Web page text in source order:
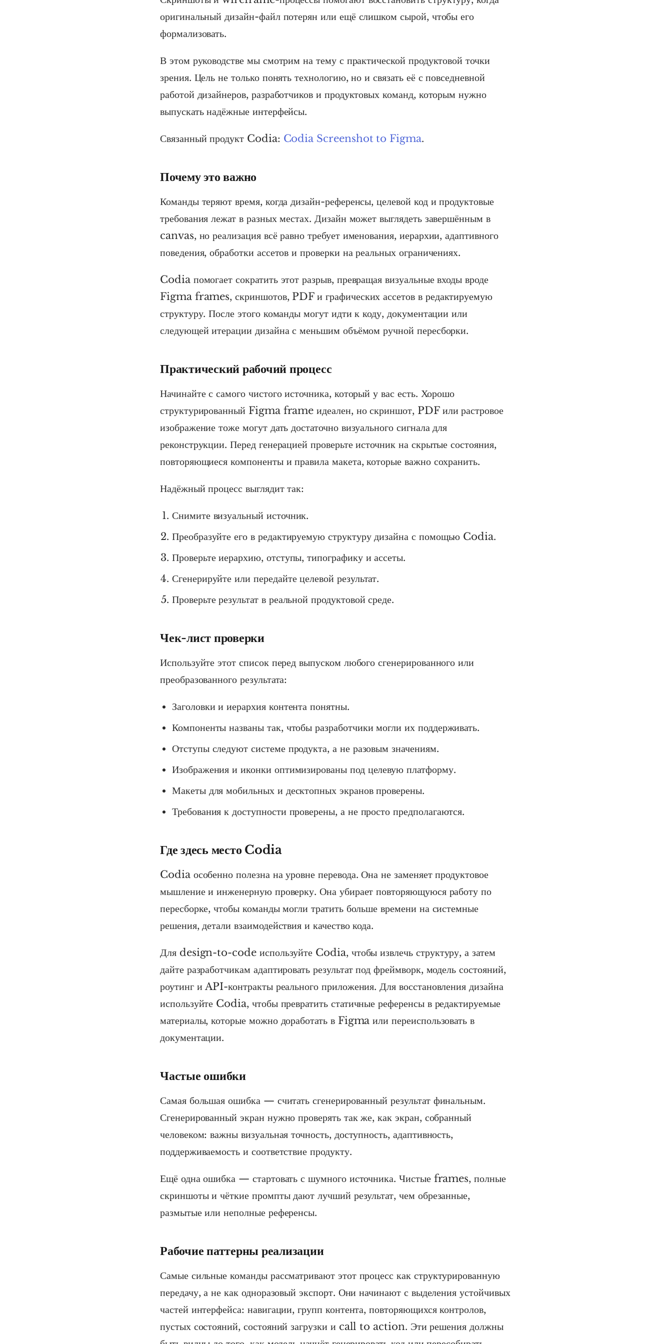
оригинальный дизайн-файл потерян или ещё слишком сырой, чтобы его
формализовать.
В этом руководстве мы смотрим на тему с практической продуктовой точки
зрения. Цель не только понять технологию, но и связать её с повседневной
работой дизайнеров, разработчиков и продуктовых команд, которым нужно
выпускать надёжные интерфейсы.
Связанный продукт Codia: Codia Screenshot to Figma.
Почему это важно
Команды теряют время, когда дизайн-референсы, целевой код и продуктовые
требования лежат в разных местах. Дизайн может выглядеть завершённым в
canvas, но реализация всё равно требует именования, иерархии, адаптивного
поведения, обработки ассетов и проверки на реальных ограничениях.
Codia помогает сократить этот разрыв, превращая визуальные входы вроде
Figma frames, скриншотов, PDF и графических ассетов в редактируемую
структуру. После этого команды могут идти к коду, документации или
следующей итерации дизайна с меньшим объёмом ручной пересборки.
Практический рабочий процесс
Начинайте с самого чистого источника, который у вас есть. Хорошо
структурированный Figma frame идеален, но скриншот, PDF или растровое
изображение тоже могут дать достаточно визуального сигнала для
реконструкции. Перед генерацией проверьте источник на скрытые состояния,
повторяющиеся компоненты и правила макета, которые важно сохранить.
Надёжный процесс выглядит так:
Снимите визуальный источник.
Преобразуйте его в редактируемую структуру дизайна с помощью Codia.
Проверьте иерархию, отступы, типографику и ассеты.
Сгенерируйте или передайте целевой результат.
Проверьте результат в реальной продуктовой среде.
Чек-лист проверки
Используйте этот список перед выпуском любого сгенерированного или
преобразованного результата:
Заголовки и иерархия контента понятны.
Компоненты названы так, чтобы разработчики могли их поддерживать.
Отступы следуют системе продукта, а не разовым значениям.
Изображения и иконки оптимизированы под целевую платформу.
Макеты для мобильных и десктопных экранов проверены.
Требования к доступности проверены, а не просто предполагаются.
Где здесь место Codia
Codia особенно полезна на уровне перевода. Она не заменяет продуктовое
мышление и инженерную проверку. Она убирает повторяющуюся работу по
пересборке, чтобы команды могли тратить больше времени на системные
решения, детали взаимодействия и качество кода.
Для design-to-code используйте Codia, чтобы извлечь структуру, а затем
дайте разработчикам адаптировать результат под фреймворк, модель состояний,
роутинг и API-контракты реального приложения. Для восстановления дизайна
используйте Codia, чтобы превратить статичные референсы в редактируемые
материалы, которые можно доработать в Figma или переиспользовать в
документации.
Частые ошибки
Самая большая ошибка — считать сгенерированный результат финальным.
Сгенерированный экран нужно проверять так же, как экран, собранный
человеком: важны визуальная точность, доступность, адаптивность,
поддерживаемость и соответствие продукту.
Ещё одна ошибка — стартовать с шумного источника. Чистые frames, полные
скриншоты и чёткие промпты дают лучший результат, чем обрезанные,
размытые или неполные референсы.
Рабочие паттерны реализации
Самые сильные команды рассматривают этот процесс как структурированную
передачу, а не как одноразовый экспорт. Они начинают с выделения устойчивых
частей интерфейса: навигации, групп контента, повторяющихся контролов,
пустых состояний, состояний загрузки и call to action. Эти решения должны